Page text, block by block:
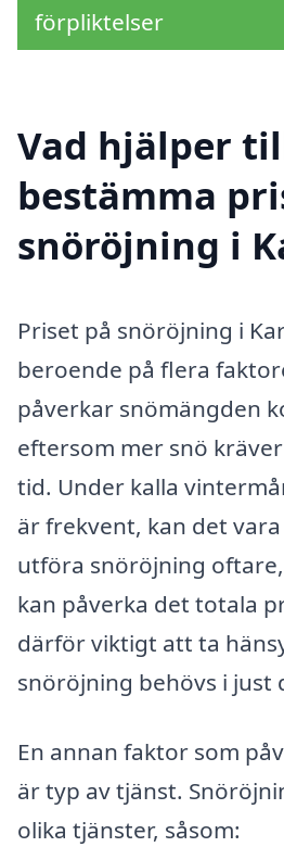
förpliktelser
Vad hjälper
bestämma
snöröjning i
Priset på snöröjning i
beroende på flera
påverkar snömängden
eftersom mer snö
tid. Under kalla
är frekvent, kan det
utföra snöröjning
kan påverka det totala
därför viktigt att ta
snöröjning behövs i just
En annan faktor som
är typ av tjänst.
olika tjänster, såsom: